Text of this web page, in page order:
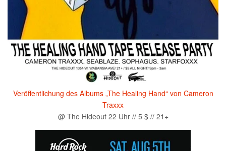
Veröffentlichung des Albums „The Healing Hand“ von Cameron
Traxxx
@ The Hideout 22 Uhr // 5 $ // 21+